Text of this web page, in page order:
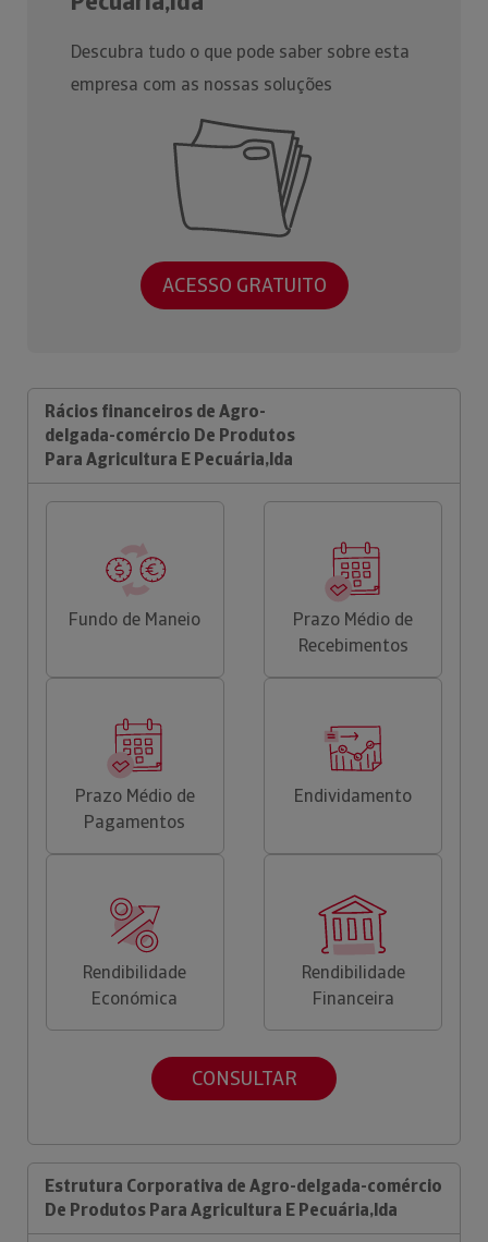
Descubra tudo o que pode saber sobre esta
empresa com as nossas soluções
ACESSO GRATUITO
Rácios financeiros de Agro-
delgada-comércio De Produtos
Para Agricultura E Pecuária,lda
Fundo de Maneio
Prazo Médio de
Recebimentos
Prazo Médio de
Pagamentos
Endividamento
Rendibilidade
Económica
Rendibilidade
Financeira
CONSULTAR
Estrutura Corporativa de Agro-delgada-comércio
De Produtos Para Agricultura E Pecuária,lda